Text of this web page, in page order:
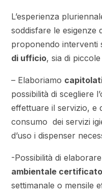
L’esperienza
soddisfare le esigenze
proponendo interventi
di ufficio, sia di
– Elaboriamo
possibilità di scegliere
effettuare il servizio, e
consumo dei servizi
d’uso i dispenser
-Possibilità di
ambientale certificato
settimanale o mensile